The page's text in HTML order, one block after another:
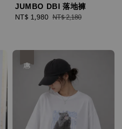
JUMBO DBI 落地褲
Sale
NT$ 1,980 Regular
NT$ 2,180